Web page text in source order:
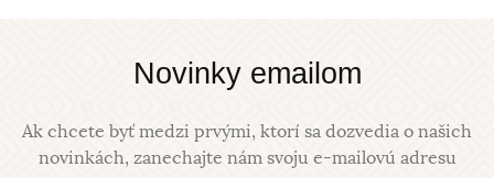
Novinky emailom
Ak chcete byť medzi prvými, ktorí sa dozvedia o našich
novinkách, zanechajte nám svoju e-mailovú adresu